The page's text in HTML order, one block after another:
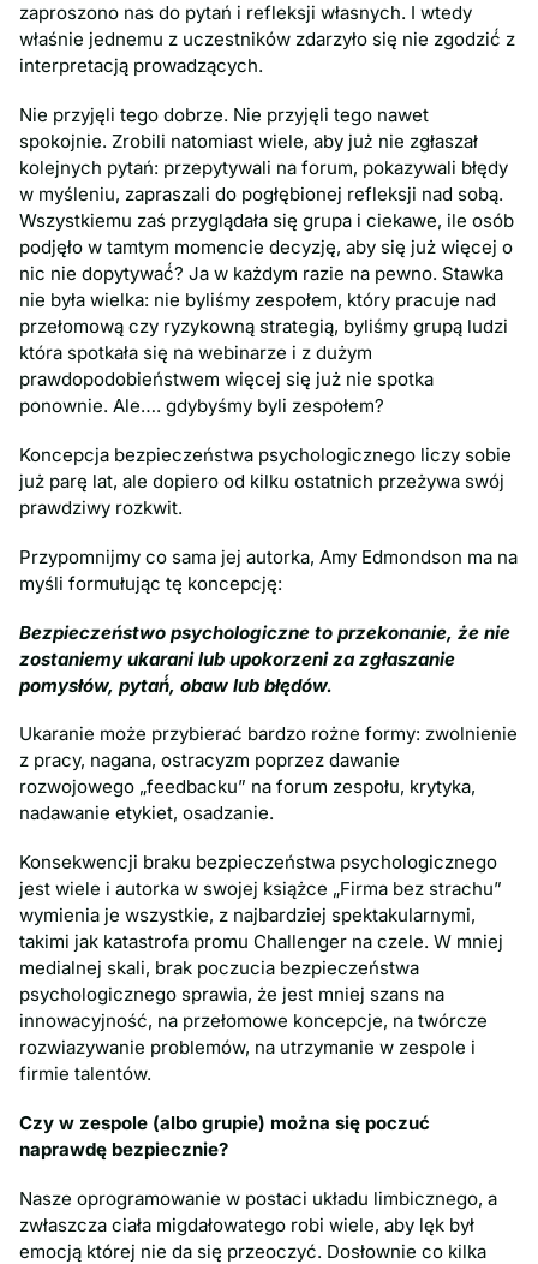
zaproszono nas do pytań i refleksji własnych. I wtedy
właśnie jednemu z uczestników zdarzyło się nie zgodzić́ z
interpretacją prowadzących.
Nie przyjęli tego dobrze. Nie przyjęli tego nawet
spokojnie. Zrobili natomiast wiele, aby już̇ nie zgłaszał
kolejnych pytań: przepytywali na forum, pokazywali błędy
w myśleniu, zapraszali do pogłębionej refleksji nad sobą.
Wszystkiemu zaś przyglądała się grupa i ciekawe, ile osób
podjęło w tamtym momencie decyzję, aby się już więcej o
nic nie dopytywać́? Ja w każdym razie na pewno. Stawka
nie była wielka: nie byliśmy zespołem, który pracuje nad
przełomową czy ryzykowną strategią, byliśmy grupą ludzi
która spotkała się na webinarze i z dużym
prawdopodobieństwem więcej się już nie spotka
ponownie. Ale…. gdybyśmy byli zespołem?
Koncepcja bezpieczeństwa psychologicznego liczy sobie
już parę lat, ale dopiero od kilku ostatnich przeżywa swój
prawdziwy rozkwit.
Przypomnijmy co sama jej autorka, Amy Edmondson ma na
myśli formułując tę koncepcję:
Bezpieczeństwo psychologiczne to przekonanie, że nie
zostaniemy ukarani lub upokorzeni za zgłaszanie
pomysłów, pytań́, obaw lub błędów.
Ukaranie może przybierać bardzo rożne formy: zwolnienie
z pracy, nagana, ostracyzm poprzez dawanie
rozwojowego „feedbacku” na forum zespołu, krytyka,
nadawanie etykiet, osadzanie.
Konsekwencji braku bezpieczeństwa psychologicznego
jest wiele i autorka w swojej książce „Firma bez strachu”
wymienia je wszystkie, z najbardziej spektakularnymi,
takimi jak katastrofa promu Challenger na czele. W mniej
medialnej skali, brak poczucia bezpieczeństwa
psychologicznego sprawia, że jest mniej szans na
innowacyjność, na przełomowe koncepcje, na twórcze
rozwiazywanie problemów, na utrzymanie w zespole i
firmie talentów.
Czy w zespole (albo grupie) można się poczuć
naprawdę bezpiecznie?
Nasze oprogramowanie w postaci układu limbicznego, a
zwłaszcza ciała migdałowatego robi wiele, aby lęk był
emocją której nie da się przeoczyć. Dosłownie co kilka